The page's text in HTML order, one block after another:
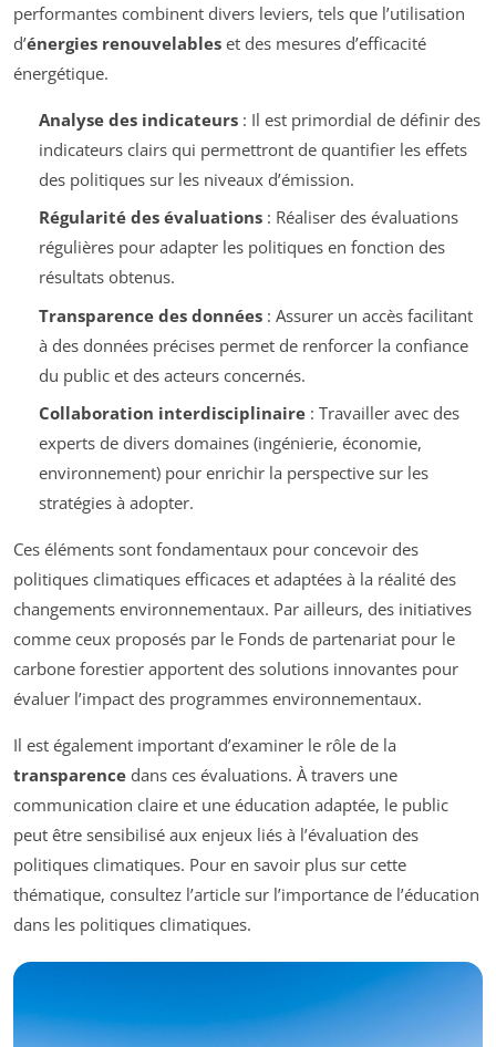
performantes combinent divers leviers, tels que l’utilisation
d’énergies renouvelables et des mesures d’efficacité
énergétique.
Analyse des indicateurs: Il est primordial de définir des
indicateurs clairs qui permettront de quantifier les effets
des politiques sur les niveaux d’émission.
Régularité des évaluations: Réaliser des évaluations
régulières pour adapter les politiques en fonction des
résultats obtenus.
Transparence des données: Assurer un accès facilitant
à des données précises permet de renforcer la confiance
du public et des acteurs concernés.
Collaboration interdisciplinaire: Travailler avec des
experts de divers domaines (ingénierie, économie,
environnement) pour enrichir la perspective sur les
stratégies à adopter.
Ces éléments sont fondamentaux pour concevoir des
politiques climatiques efficaces et adaptées à la réalité des
changements environnementaux. Par ailleurs, des initiatives
comme ceux proposés par le Fonds de partenariat pour le
carbone forestier apportent des solutions innovantes pour
évaluer l’impact des programmes environnementaux.
Il est également important d’examiner le rôle de la
transparence dans ces évaluations. À travers une
communication claire et une éducation adaptée, le public
peut être sensibilisé aux enjeux liés à l’évaluation des
politiques climatiques. Pour en savoir plus sur cette
thématique, consultez l’article sur l’importance de l’éducation
dans les politiques climatiques.